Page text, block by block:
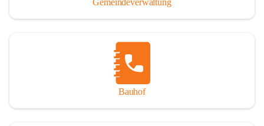
Gemeindeverwaltung
Bauhof